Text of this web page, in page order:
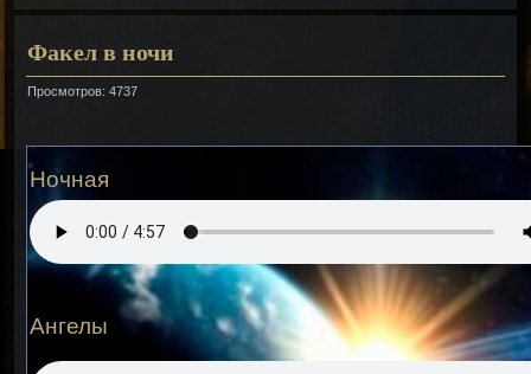
Факел в ночи
Просмотров: 4737
Ночная
Ангелы